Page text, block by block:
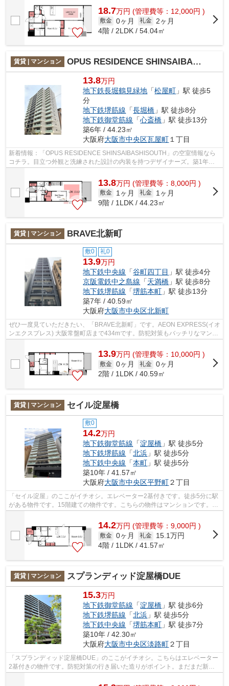
18.7万円 (管理費等：12,000円 )
敷金 0ヶ月 礼金
2ヶ月
4階 / 2LDK / 54.04㎡
賃貸 | マンション OPUS RESIDENCE SHINSAIBASHI SOUTH
13.8万円
地下鉄長堀鶴見緑地 「松屋町 」駅 徒歩5
分
地下鉄堺筋線 「長堀橋 」駅 徒歩8分
地下鉄御堂筋線 「心斎橋 」駅 徒歩13分
築6年 / 44.23㎡
大阪府大阪市中央区瓦屋町 １丁目
新着情報：「OPUS RESIDENCE SHINSAIBASHISOUTH」の空室情報なら
コチラ。目立つ外観と洗練された設計の内装を持つデザイナーズ。築1年と
13.8万円 (管理費等：8,000円 )
敷金 1ヶ月 礼金
1ヶ月
9階 / 1LDK / 44.23㎡
賃貸 | マンション BRAVE北新町
敷0 礼0
13.9万円
地下鉄中央線 「谷町四丁目 」駅 徒歩4分
京阪電鉄中之島線 「天満橋 」駅 徒歩8分
地下鉄堺筋線 「堺筋本町 」駅 徒歩13分
築7年 / 40.59㎡
大阪府大阪市中央区北新町
ぜひ一度見ていただきたい、「BRAVE北新町」です。AEON EXPRESS(イオ
ンエクスプレス) 大阪常盤町店まで434mです。防犯対策もバッチリなマンシ
ョンタイプの物件です。大阪市中央区エリ...
13.9万円 (管理費等：10,000円 )
敷金 0ヶ月 礼金 0ヶ月
2階 / 1LDK / 40.59㎡
賃貸 | マンション セイル淀屋橋
敷0
14.2万円
地下鉄御堂筋線 「淀屋橋 」駅 徒歩5分
地下鉄堺筋線 「北浜 」駅 徒歩5分
地下鉄中央線 「本町 」駅 徒歩5分
築10年 / 41.57㎡
大阪府大阪市中央区平野町２丁目
「セイル淀屋」のここがイチオシ。エレベーター2基付きです。徒歩5分に駅
がある物件です。15階建ての物件です。こちらの物件はマンションです。こ
の建物の敷地内にごみ置き場がありま...
14.2万円 (管理費等：9,000円 )
敷金 0ヶ月 礼金
15.1万円
4階 / 1LDK / 41.57㎡
賃貸 | マンション スプランディッド淀屋橋DUE
15.3万円
地下鉄御堂筋線 「淀屋橋 」駅 徒歩6分
地下鉄堺筋線 「北浜 」駅 徒歩5分
地下鉄中央線 「堺筋本町 」駅 徒歩7分
築10年 / 42.30㎡
大阪府大阪市中央区淡路町２丁目
「スプランディッド淀屋橋DUE」のここがイチオシ。こちらはエレベーター
2基付きの物件です。防犯対策の行き届いた造りがポイント。まだまだ新し